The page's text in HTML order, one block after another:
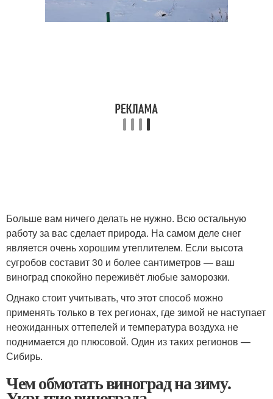
Больше вам ничего делать не нужно. Всю остальную
работу за вас сделает природа. На самом деле снег
является очень хорошим утеплителем. Если высота
сугробов составит 30 и более сантиметров — ваш
виноград спокойно переживёт любые заморозки.
Однако стоит учитывать, что этот способ можно
применять только в тех регионах, где зимой не наступает
неожиданных оттепелей и температура воздуха не
поднимается до плюсовой. Один из таких регионов —
Сибирь.
Чем обмотать виноград на зиму.